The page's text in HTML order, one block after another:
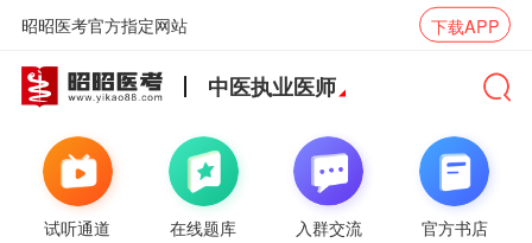
昭昭医考官方指定网站 下载APP
中医执业医师
试听通道 在线题库 入群交流 官方书店